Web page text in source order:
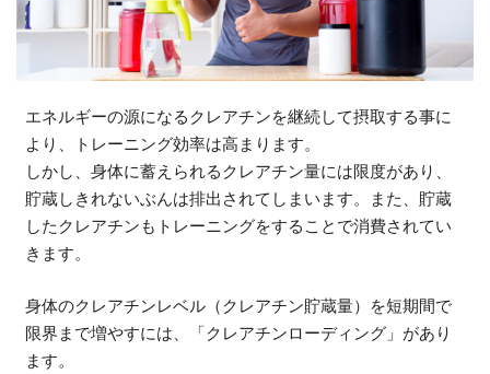
エネルギーの源になるクレアチンを継続して摂取する事に
より、トレーニング効率は高まります。
しかし、身体に蓄えられるクレアチン量には限度があり、
貯蔵しきれないぶんは排出されてしまいます。また、貯蔵
したクレアチンもトレーニングをすることで消費されてい
きます。
身体のクレアチンレベル（クレアチン貯蔵量）を短期間で
限界まで増やすには、「クレアチンローディング」があり
ます。